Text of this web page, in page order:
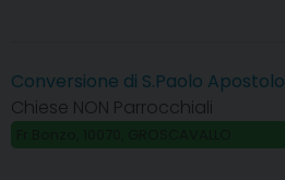
Conversione di S.Paolo Apostolo
Chiese NON Parrocchiali